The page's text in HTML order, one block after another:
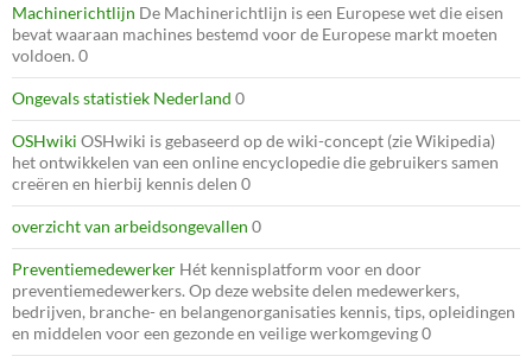
Machinerichtlijn De Machinerichtlijn is een Europese wet die eisen
bevat waaraan machines bestemd voor de Europese markt moeten
voldoen. 0
Ongevals statistiek Nederland 0
OSHwiki OSHwiki is gebaseerd op de wiki-concept (zie Wikipedia)
het ontwikkelen van een online encyclopedie die gebruikers samen
creëren en hierbij kennis delen 0
overzicht van arbeidsongevallen 0
Preventiemedewerker Hét kennisplatform voor en door
preventiemedewerkers. Op deze website delen medewerkers,
bedrijven, branche- en belangenorganisaties kennis, tips, opleidingen
en middelen voor een gezonde en veilige werkomgeving 0